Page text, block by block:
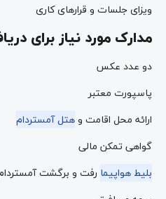
ویزای جلسات و قرارهای کاری
مدارک مورد نیاز برای
دو عدد عکس
پاسپورت معتبر
ارائه محل اقامت وهتل آمستردام
گواهی تمکن مالی
بلیط هواپیما رفت و برگشت